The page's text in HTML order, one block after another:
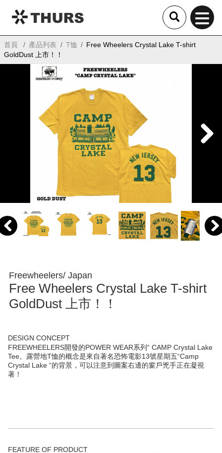
THURS
首頁 產品列表 T恤
Free Wheelers Crystal Lake T-shirt
GoldDust 上市！！
Freewheelers/ Japan
Free Wheelers Crystal Lake T-shirt
GoldDust 上市！！
DESIGN CONCEPT
FREEWHEELERS開發的POWER WEAR系列“ CAMP Crystal Lake
Tee。露營地T恤的概念是來自著名恐怖電影13號星期五“Camp
Crystal Lake “的背景，可以注意到圖案右邊的窗戶兇手正在凝視
著！
FEATURE OF PRODUCT